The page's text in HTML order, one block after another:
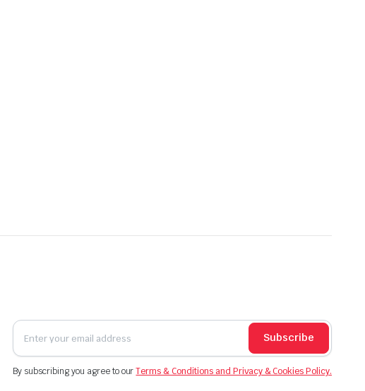
Subscribe
By subscribing you agree to ourTerms & Conditions and Privacy & Cookies Policy.